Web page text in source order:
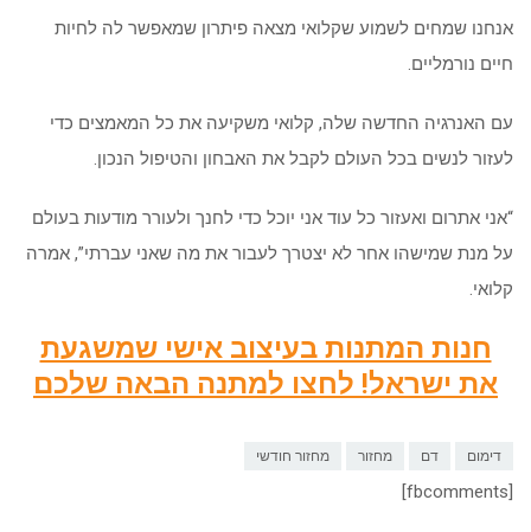
אנחנו שמחים לשמוע שקלואי מצאה פיתרון שמאפשר לה לחיות
חיים נורמליים.
עם האנרגיה החדשה שלה, קלואי משקיעה את כל המאמצים כדי
לעזור לנשים בכל העולם לקבל את האבחון והטיפול הנכון.
“אני אתרום ואעזור כל עוד אני יוכל כדי לחנך ולעורר מודעות בעולם
על מנת שמישהו אחר לא יצטרך לעבור את מה שאני עברתי”, אמרה
קלואי.
חנות המתנות בעיצוב אישי שמשגעת
את ישראל! לחצו למתנה הבאה שלכם
דימום דם מחזור מחזור חודשי
[fbcomments]